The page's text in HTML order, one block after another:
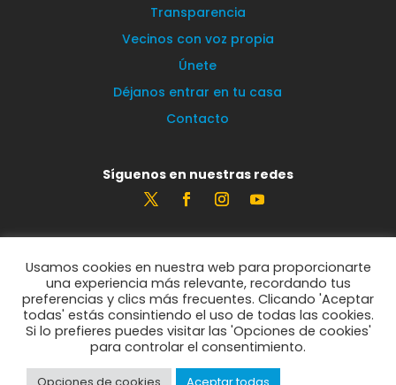
Transparencia
Vecinos con voz propia
Únete
Déjanos entrar en tu casa
Contacto
Síguenos en nuestras redes
Estamos encantados de leerte
info@vecinosportorrelodones.org
© Vecinos por Torrelodones 2021
Usamos cookies en nuestra web para proporcionarte
una experiencia más relevante, recordando tus
preferencias y clics más frecuentes. Clicando 'Aceptar
todas' estás consintiendo el uso de todas las cookies.
Si lo prefieres puedes visitar las 'Opciones de cookies'
para controlar el consentimiento.